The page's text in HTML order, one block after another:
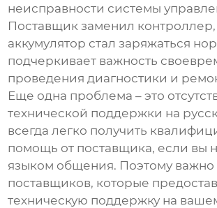
неисправности системы
Поставщик заменил контроллер,
аккумулятор стал заряжаться
подчеркивает важность
проведения диагностики и
Еще одна проблема – это
технической поддержки на
всегда легко получить
помощь от поставщика, если вы
языком общения. Поэтому важно
поставщиков, которые
техническую поддержку на